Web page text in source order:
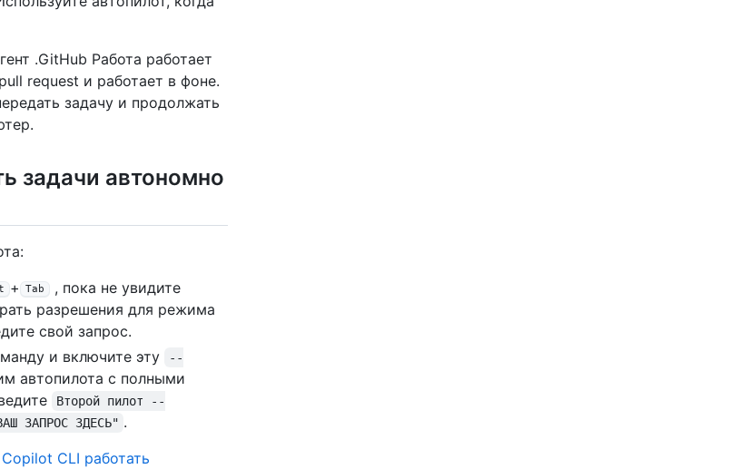
.GitHub Работа работает
request и работает в фоне.
задачу и продолжать
задачи автономно
+ Tab
, пока не увидите
разрешения для режима
свой запрос.
и включите эту
--
автопилота с полными
Второй пилот --
ЗАПРОС ЗДЕСЬ" .
CLI работать